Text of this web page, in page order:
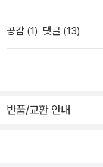
행을 계속하고 있다. 얼
으로 알고자 하는 것'이
피안의 세계, 무슨 목적
있는 것만 같은 느낌이
지원이 불가능합니다.
을 읽었습니다. :)아래
으로 진행하고 SMS
영일의 미래시장은 정의로운가 실용/취미홈메이
예술/대중문화나를 세우는 옛그
공감 (1) 댓글 (13)
반품/교환 안내